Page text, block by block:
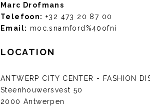
Marc Drofmans
Telefoon: +32 473 20 87 00
Email: moc.snamford%40ofni
LOCATION
ANTWERP CITY CENTER - FASHION
Steenhouwersvest 50
2000 Antwerpen